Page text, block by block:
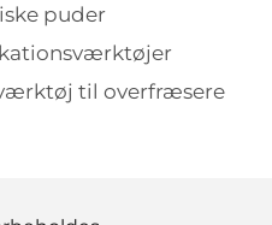
puder
til overfræsere